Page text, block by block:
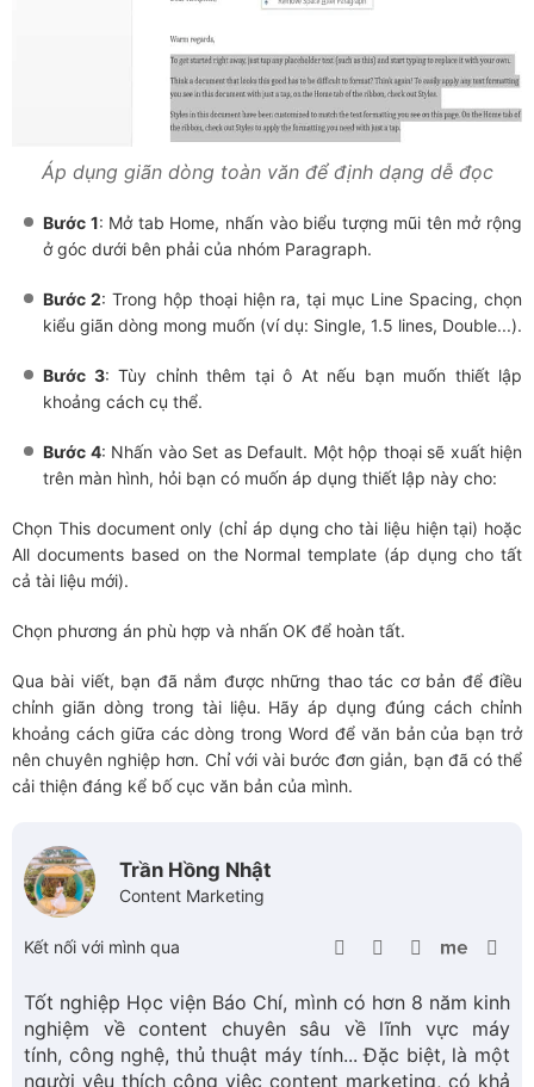
Áp dụng giãn dòng toàn văn để định dạng dễ đọc
Bước 1: Mở tab Home, nhấn vào biểu tượng mũi tên mở rộng
ở góc dưới bên phải của nhóm Paragraph.
Bước 2: Trong hộp thoại hiện ra, tại mục Line Spacing, chọn
kiểu giãn dòng mong muốn (ví dụ: Single, 1.5 lines, Double...).
Bước 3: Tùy chỉnh thêm tại ô At nếu bạn muốn thiết lập
khoảng cách cụ thể.
Bước 4: Nhấn vào Set as Default. Một hộp thoại sẽ xuất hiện
trên màn hình, hỏi bạn có muốn áp dụng thiết lập này cho:
Chọn This document only (chỉ áp dụng cho tài liệu hiện tại) hoặc
All documents based on the Normal template (áp dụng cho tất
cả tài liệu mới).
Chọn phương án phù hợp và nhấn OK để hoàn tất.
Qua bài viết, bạn đã nắm được những thao tác cơ bản để điều
chỉnh giãn dòng trong tài liệu. Hãy áp dụng đúng cách chỉnh
khoảng cách giữa các dòng trong Word để văn bản của bạn trở
nên chuyên nghiệp hơn. Chỉ với vài bước đơn giản, bạn đã có thể
cải thiện đáng kể bố cục văn bản của mình.
Trần Hồng Nhật
Content Marketing
Kết nối với mình qua
Tốt nghiệp Học viện Báo Chí, mình có hơn 8 năm kinh
nghiệm về content chuyên sâu về lĩnh vực máy
tính, công nghệ, thủ thuật máy tính... Đặc biệt, là một
người yêu thích công việc content marketing, có khả